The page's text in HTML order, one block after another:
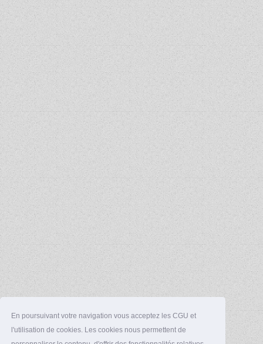
En poursuivant votre navigation vous acceptez les CGU et
l'utilisation de cookies. Les cookies nous permettent de